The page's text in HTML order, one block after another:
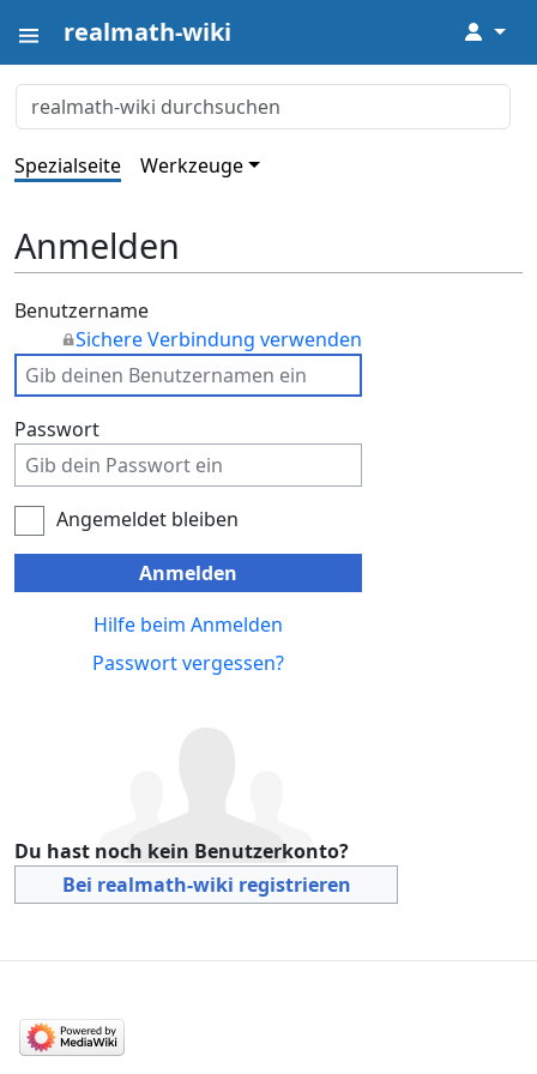
realmath-wiki ↓
Spezialseite Werkzeuge
Anmelden
Benutzername
Sichere Verbindung verwenden
Passwort
Angemeldet bleiben
Anmelden
Hilfe beim Anmelden
Passwort vergessen?
Du hast noch kein Benutzerkonto?
Bei realmath-wiki registrieren